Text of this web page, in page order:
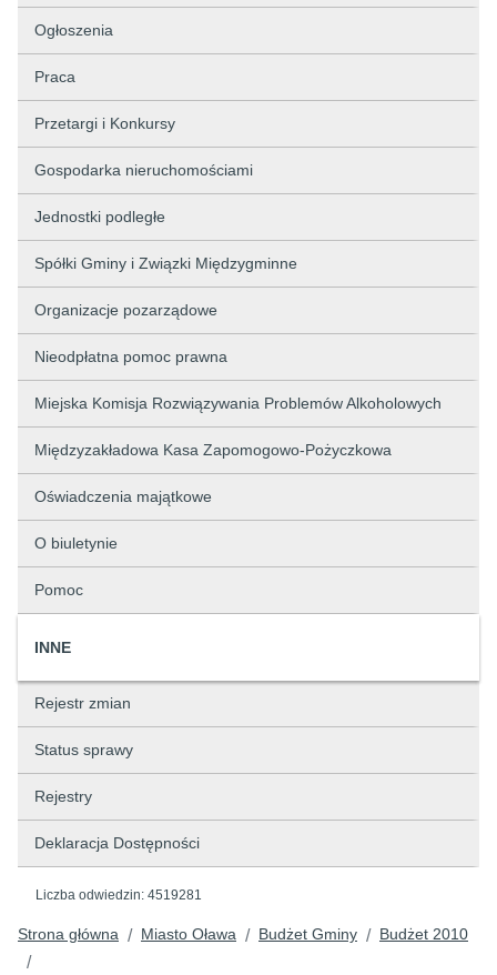
Ogłoszenia
Praca
Przetargi i Konkursy
Gospodarka nieruchomościami
Jednostki podległe
Spółki Gminy i Związki Międzygminne
Organizacje pozarządowe
Nieodpłatna pomoc prawna
Miejska Komisja Rozwiązywania Problemów Alkoholowych
Międzyzakładowa Kasa Zapomogowo-Pożyczkowa
Oświadczenia majątkowe
O biuletynie
Pomoc
INNE
Rejestr zmian
Status sprawy
Rejestry
Deklaracja Dostępności
Liczba odwiedzin: 4519281
Strona główna / Miasto Oława / Budżet Gminy / Budżet 2010
/